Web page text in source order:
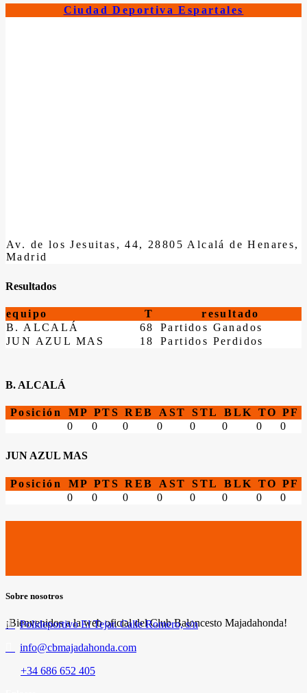
Ciudad Deportiva Espartales
Av. de los Jesuitas, 44, 28805 Alcalá de Henares,
Madrid
Resultados
equipo T
resultado
B. ALCALÁ
68
Partidos Ganados
JUN AZUL MAS
18 Partidos Perdidos
B. ALCALÁ
Posición MP PTS REB AST STL BLK TO PF
0
0 0 0 0 0 0 0
JUN AZUL MAS
Posición MP PTS REB AST STL BLK TO PF
0
0 0 0 0 0 0 0
Sobre nosotros
¡Bienvenidos a la web oficial del Club Baloncesto Majadahonda!
Polideportivo El Tejar. Calle Romero, s/n
info@cbmajadahonda.com
+34 686 652 405